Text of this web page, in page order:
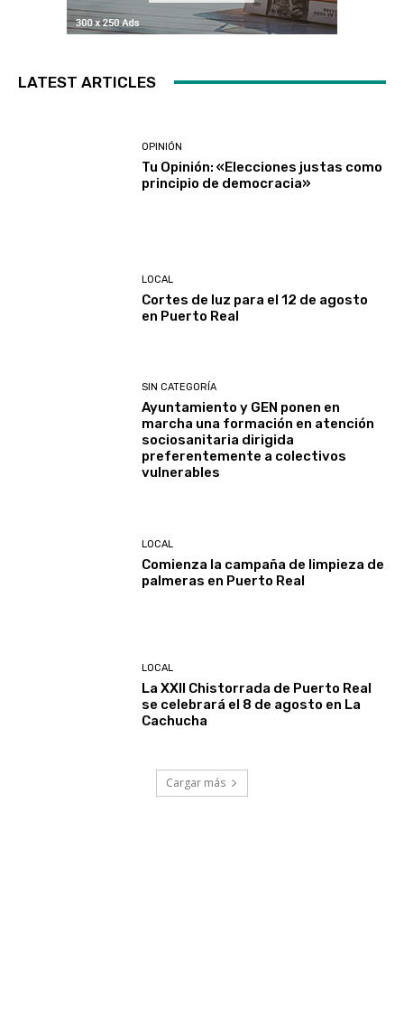
LATEST ARTICLES
OPINIÓN
Tu Opinión: «Elecciones justas como
principio de democracia»
LOCAL
Cortes de luz para el 12 de agosto
en Puerto Real
SIN CATEGORÍA
Ayuntamiento y GEN ponen en
marcha una formación en atención
sociosanitaria dirigida
preferentemente a colectivos
vulnerables
LOCAL
Comienza la campaña de limpieza de
palmeras en Puerto Real
LOCAL
La XXII Chistorrada de Puerto Real
se celebrará el 8 de agosto en La
Cachucha
Cargar más